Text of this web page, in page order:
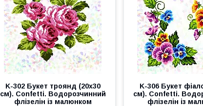
K-302 Букет троянд (20х30
см). Confetti. Водорозчинний
флізелін із малюнком
K-306 Букет
см). Confetti.
флізелін із